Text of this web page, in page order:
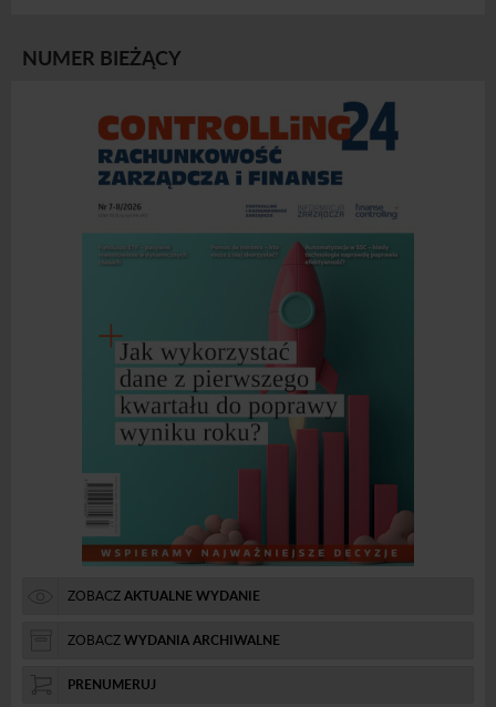
NUMER BIEŻĄCY
ZOBACZAKTUALNE WYDANIE
ZOBACZWYDANIA ARCHIWALNE
PRENUMERUJ